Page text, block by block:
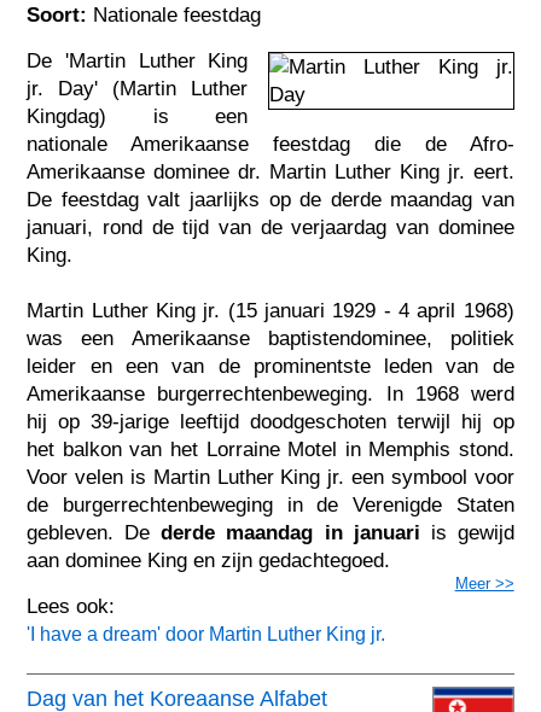
Soort: Nationale feestdag
De 'Martin Luther King
jr. Day' (Martin Luther
Kingdag) is een
nationale Amerikaanse feestdag die de Afro-
Amerikaanse dominee dr. Martin Luther King jr. eert.
De feestdag valt jaarlijks op de derde maandag van
januari, rond de tijd van de verjaardag van dominee
King.
Martin Luther King jr. (15 januari 1929 - 4 april 1968)
was een Amerikaanse baptistendominee, politiek
leider en een van de prominentste leden van de
Amerikaanse burgerrechtenbeweging. In 1968 werd
hij op 39-jarige leeftijd doodgeschoten terwijl hij op
het balkon van het Lorraine Motel in Memphis stond.
Voor velen is Martin Luther King jr. een symbool voor
de burgerrechtenbeweging in de Verenigde Staten
gebleven. Dederde maandag in januari is gewijd
aan dominee King en zijn gedachtegoed.
Meer >>
Lees ook:
'I have a dream' door Martin Luther King jr.
Dag van het Koreaanse Alfabet